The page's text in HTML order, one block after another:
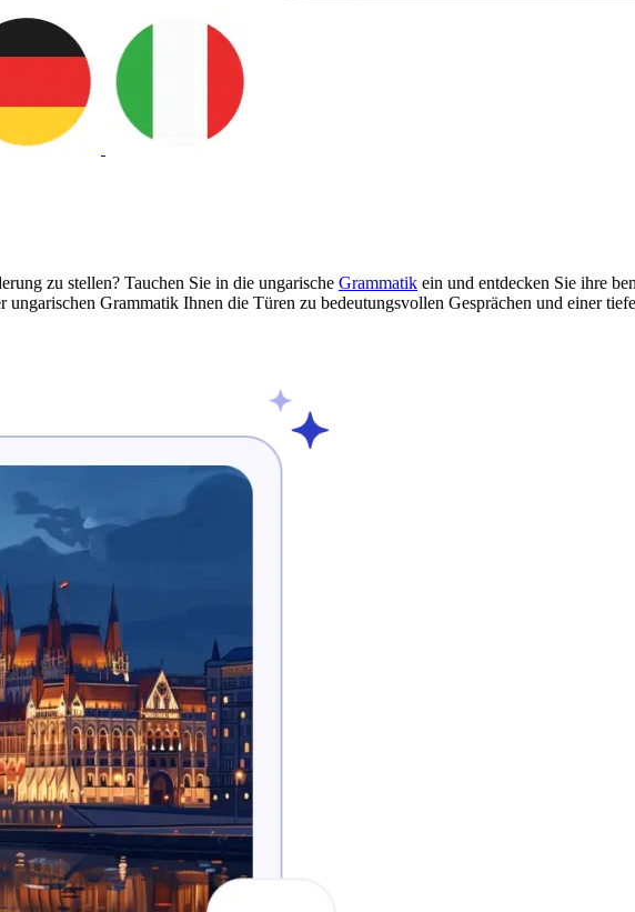
zu stellen? Tauchen Sie in die ungarische Grammatik ein und entdecken Sie ihre
Grammatik Ihnen die Türen zu bedeutungsvollen Gesprächen und einer